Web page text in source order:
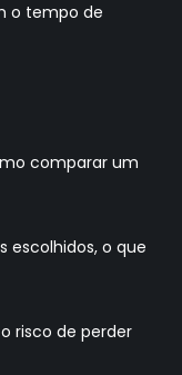
o tempo de
comparar um
escolhidos, o que
risco de perder